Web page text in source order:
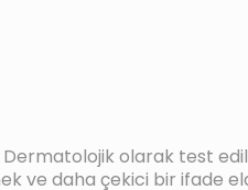
olarak test
ve daha çekici bir ifade